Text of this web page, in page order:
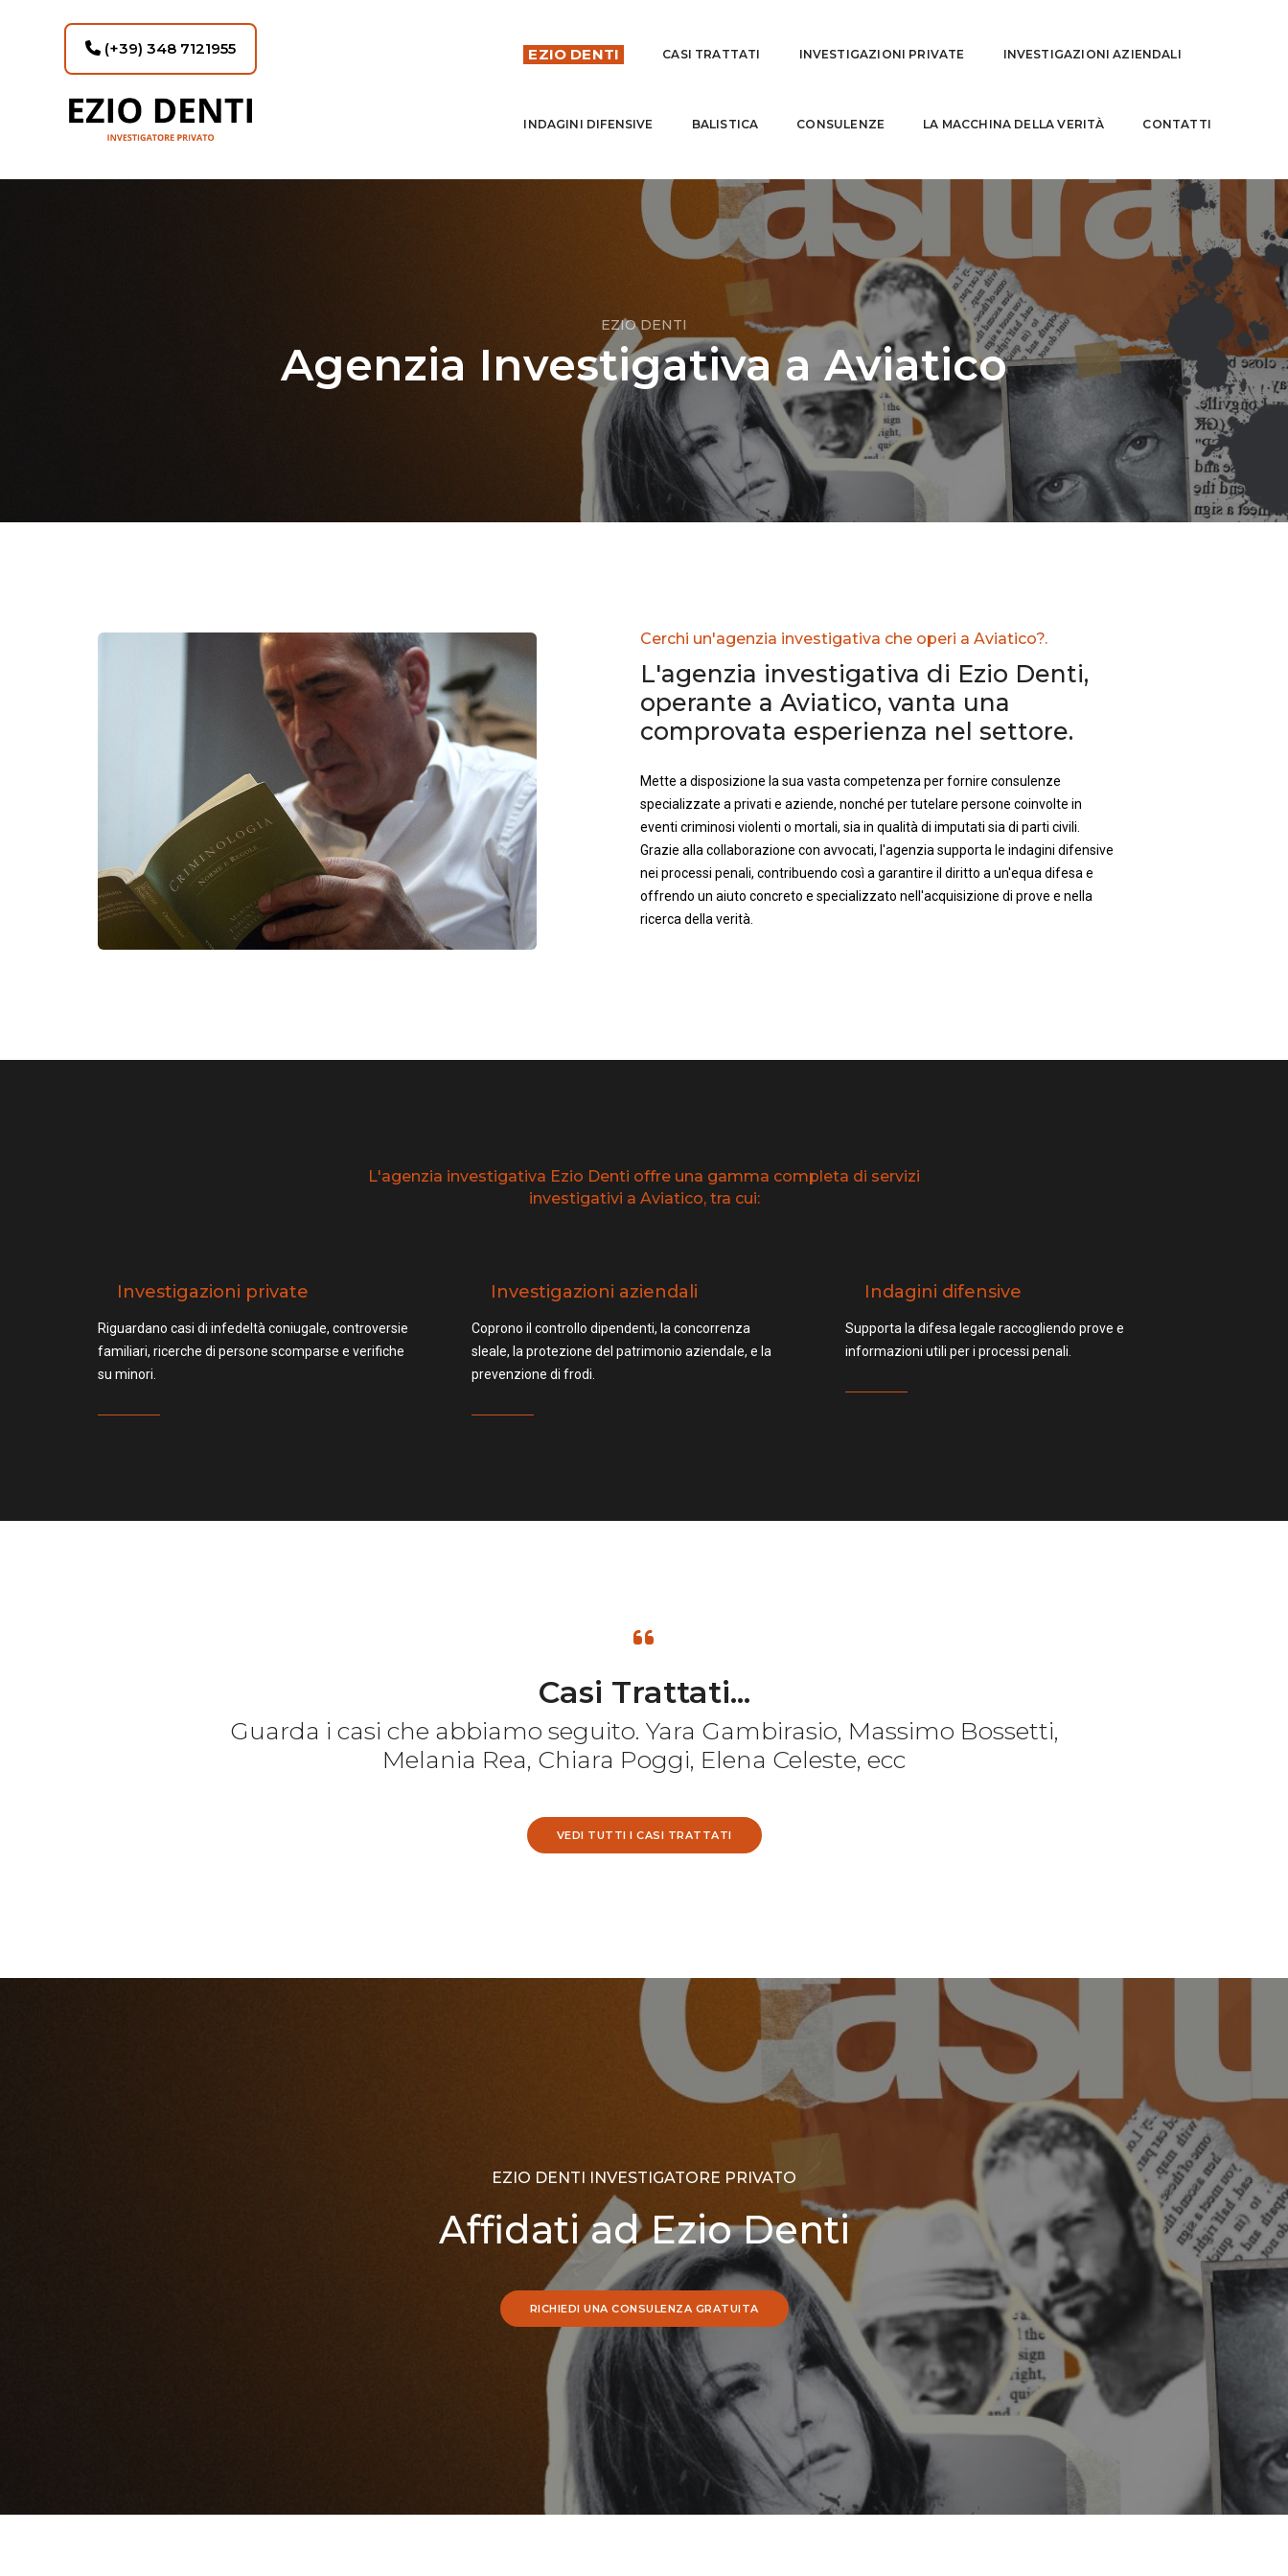
(+39) 348 7121955 EZIO DENTI CASI TRATTATI INVESTIGAZIONI PRIVATE INVESTIGAZIONI AZIENDALI
INDAGINI DIFENSIVE BALISTICA CONSULENZE LA MACCHINA DELLA VERITÀ CONTATTI
EZIO DENTI
Agenzia Investigativa a Aviatico
Cerchi un'agenzia investigativa che operi a Aviatico?.
L'agenzia investigativa di Ezio Denti,
operante a Aviatico, vanta una
comprovata esperienza nel settore.
Mette a disposizione la sua vasta competenza per fornire consulenze
specializzate a privati e aziende, nonché per tutelare persone coinvolte in
eventi criminosi violenti o mortali, sia in qualità di imputati sia di parti civili.
Grazie alla collaborazione con avvocati, l'agenzia supporta le indagini difensive
nei processi penali, contribuendo così a garantire il diritto a un'equa difesa e
offrendo un aiuto concreto e specializzato nell'acquisizione di prove e nella
ricerca della verità.
L'agenzia investigativa Ezio Denti offre una gamma completa di servizi
investigativi a Aviatico, tra cui:
Investigazioni private
Riguardano casi di infedeltà coniugale, controversie
familiari, ricerche di persone scomparse e verifiche
su minori.
Investigazioni aziendali
Coprono il controllo dipendenti, la concorrenza
sleale, la protezione del patrimonio aziendale, e la
prevenzione di frodi.
Indagini difensive
Supporta la difesa legale raccogliendo prove e
informazioni utili per i processi penali.
Casi Trattati...
Guarda i casi che abbiamo seguito. Yara Gambirasio, Massimo Bossetti,
Melania Rea, Chiara Poggi, Elena Celeste, ecc
VEDI TUTTI I CASI TRATTATI
EZIO DENTI INVESTIGATORE PRIVATO
Affidati ad Ezio Denti
RICHIEDI UNA CONSULENZA GRATUITA